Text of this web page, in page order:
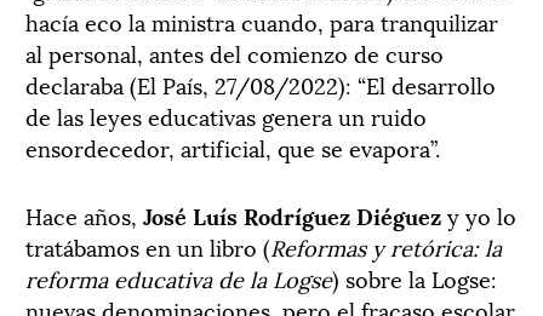
hacía eco la ministra cuando, para tranquilizar
al personal, antes del comienzo de curso
declaraba (El País, 27/08/2022): “El desarrollo
de las leyes educativas genera un ruido
ensordecedor, artificial, que se evapora”.
Hace años, José Luís Rodríguez Diéguezy yo lo
tratábamos en un libro (Reformas y retórica: la
reforma educativa de la Logse) sobre la Logse:
nuevas denominaciones, pero el fracaso escolar